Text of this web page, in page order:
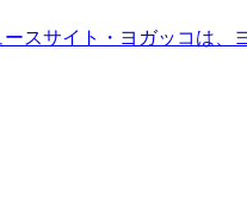
ースサイト・ヨガッコは、